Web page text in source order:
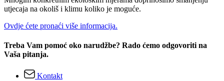
utjecaja na okoliš i klimu koliko je moguće.
Ovdje ćete pronaći više informacija.
Treba Vam pomoć oko narudžbe? Rado ćemo odgovoriti na
Vaša pitanja.
Kontakt